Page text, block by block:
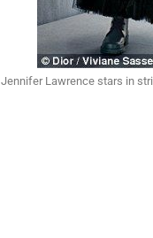
Jennifer Lawrence stars in